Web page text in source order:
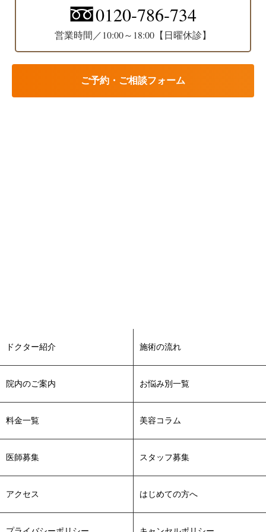
0120-786-734
営業時間／10:00～18:00【日曜休診】
ご予約・ご相談フォーム
ドクター紹介 施術の流れ
院内のご案内 お悩み別一覧
料金一覧 美容コラム
医師募集 スタッフ募集
アクセス はじめての方へ